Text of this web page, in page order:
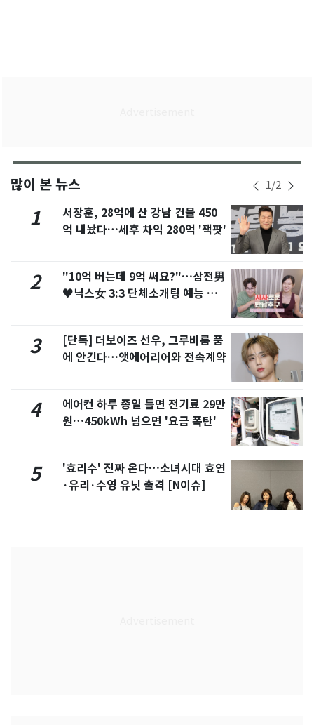
많이 본 뉴스 1/2
1
서장훈, 28억에 산 강남 건물 450
억 내놨다…세후 차익 280억 '잭팟'
2
"10억 버는데 9억 써요?"…삼전男
♥닉스女 3:3 단체소개팅 예능 화
3
[단독] 더보이즈 선우, 그루비룸 품
에 안긴다…앳에어리어와 전속계약
4
에어컨 하루 종일 틀면 전기료 29만
원…450kWh 넘으면 '요금 폭탄'
5
'효리수' 진짜 온다…소녀시대 효연
·유리·수영 유닛 출격 [N이슈]